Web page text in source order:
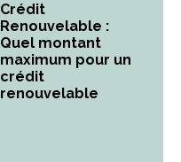
Crédit
Renouvelable :
Quel montant
maximum pour un
crédit
renouvelable